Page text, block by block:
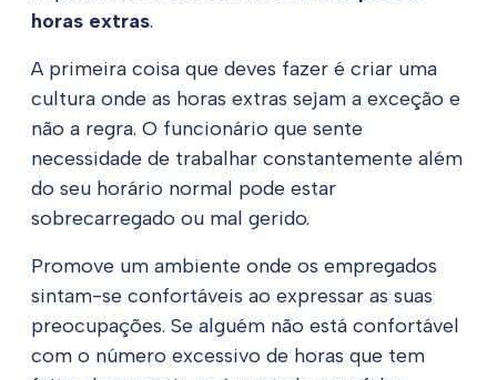
horas extras.
A primeira coisa que deves fazer é criar uma
cultura onde as horas extras sejam a exceção e
não a regra. O funcionário que sente
necessidade de trabalhar constantemente além
do seu horário normal pode estar
sobrecarregado ou mal gerido.
Promove um ambiente onde os empregados
sintam-se confortáveis ao expressar as suas
preocupações. Se alguém não está confortável
com o número excessivo de horas que tem